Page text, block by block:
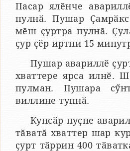
Пасар ялӗнче
пулнӑ. Пушар
мӗш ҫуртра пулнӑ.
ҫур ҫӗр иртни 15
Пушар авариллӗ
хваттере ярса илнӗ.
пулман. Пушара
виллине тупнӑ.
Кунсӑр пуҫне
тӑватӑ хваттер шар
ҫурт тӑррин 400